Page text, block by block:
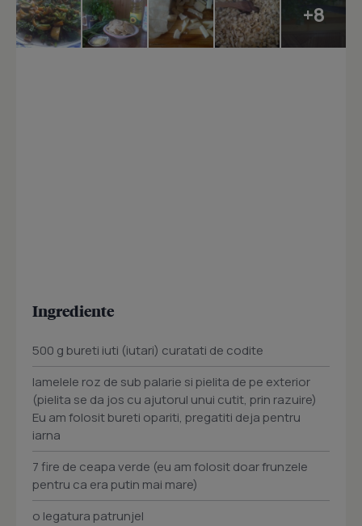
+8
Ingrediente
500 g bureti iuti (iutari) curatati de codite
lamelele roz de sub palarie si pielita de pe exterior
(pielita se da jos cu ajutorul unui cutit, prin razuire)
Eu am folosit bureti opariti, pregatiti deja pentru
iarna
7 fire de ceapa verde (eu am folosit doar frunzele
pentru ca era putin mai mare)
o legatura patrunjel